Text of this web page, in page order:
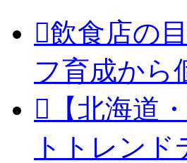
飲食店の
フ育成から
【北海道
トトレンド